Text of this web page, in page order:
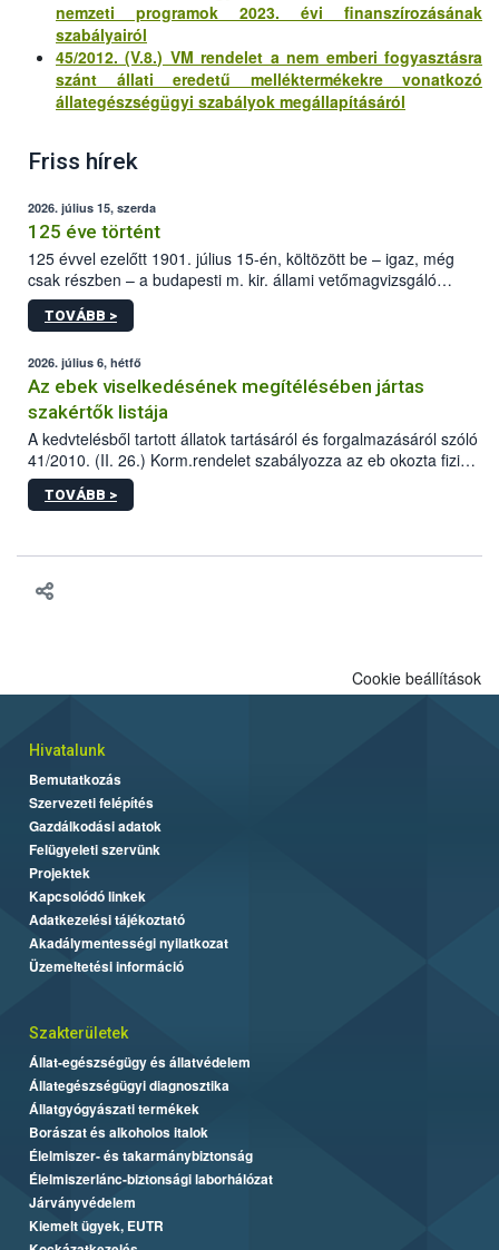
nemzeti programok 2023. évi finanszírozásának
szabályairól
45/2012. (V.8.) VM rendelet a nem emberi fogyasztásra
szánt állati eredetű melléktermékekre vonatkozó
állategészségügyi szabályok megállapításáról
Friss hírek
2026. július 15, szerda
125 éve történt
125 évvel ezelőtt 1901. július 15-én, költözött be – igaz, még
csak részben – a budapesti m. kir. állami vetőmagvizsgáló
állomás a Kis Rókus utca 15. szám alatti, Czigler Győző által
tervezett új épületébe.
TOVÁBB >
2026. július 6, hétfő
Az ebek viselkedésének megítélésében jártas
szakértők listája
A kedvtelésből tartott állatok tartásáról és forgalmazásáról szóló
41/2010. (II. 26.) Korm.rendelet szabályozza az eb okozta fizikai
sérülés, illetve ennek veszélye keletkezésekor felmerülő
hatósági feladatokat, valamint a veszélyes eb tartását és annak
TOVÁBB >
Cookie beállítások
Hivatalunk
Bemutatkozás
Szervezeti felépítés
Gazdálkodási adatok
Felügyeleti szervünk
Projektek
Kapcsolódó linkek
Adatkezelési tájékoztató
Akadálymentességi nyilatkozat
Üzemeltetési információ
Szakterületek
Állat-egészségügy és állatvédelem
Állategészségügyi diagnosztika
Állatgyógyászati termékek
Borászat és alkoholos italok
Élelmiszer- és takarmánybiztonság
Élelmiszerlánc-biztonsági laborhálózat
Járványvédelem
Kiemelt ügyek, EUTR